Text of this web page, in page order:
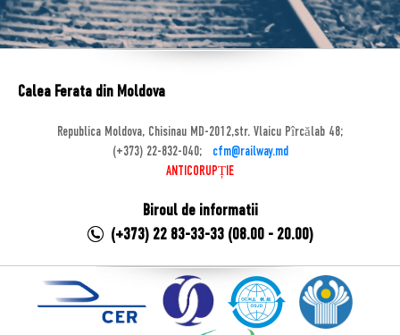
Calea Ferata din Moldova
Republica Moldova, Chisinau MD-2012,str. Vlaicu Pîrcălab 48;
(+373) 22-832-040;
cfm@railway.md
ANTICORUPȚIE
Biroul de informatii
(+373) 22 83-33-33 (08.00 - 20.00)